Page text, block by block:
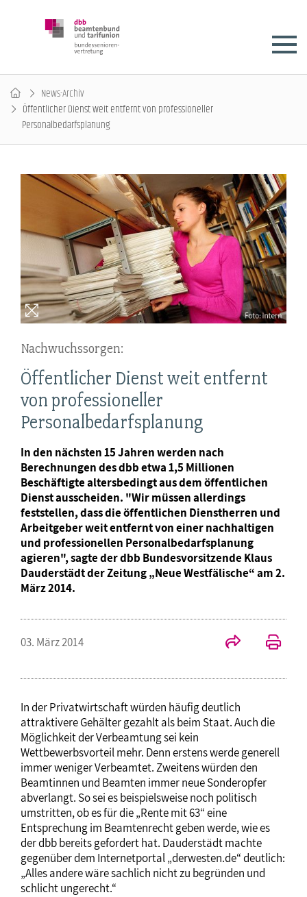
News-Archiv
Öffentlicher Dienst weit entfernt von professioneller
Personalbedarfsplanung
Nachwuchssorgen:
Öffentlicher Dienst weit entfernt
von professioneller
Personalbedarfsplanung
In den nächsten 15 Jahren werden nach
Berechnungen des dbb etwa 1,5 Millionen
Beschäftigte altersbedingt aus dem öffentlichen
Dienst ausscheiden. "Wir müssen allerdings
feststellen, dass die öffentlichen Dienstherren und
Arbeitgeber weit entfernt von einer nachhaltigen
und professionellen Personalbedarfsplanung
agieren", sagte der dbb Bundesvorsitzende Klaus
Dauderstädt der Zeitung „Neue Westfälische“ am 2.
März 2014.
03. März 2014
In der Privatwirtschaft würden häufig deutlich
attraktivere Gehälter gezahlt als beim Staat. Auch die
Möglichkeit der Verbeamtung sei kein
Wettbewerbsvorteil mehr. Denn erstens werde generell
immer weniger Verbeamtet. Zweitens würden den
Beamtinnen und Beamten immer neue Sonderopfer
abverlangt. So sei es beispielsweise noch politisch
umstritten, ob es für die „Rente mit 63“ eine
Entsprechung im Beamtenrecht geben werde, wie es
der dbb bereits gefordert hat. Dauderstädt machte
gegenüber dem Internetportal „derwesten.de“ deutlich:
„Alles andere wäre sachlich nicht zu begründen und
schlicht ungerecht.“